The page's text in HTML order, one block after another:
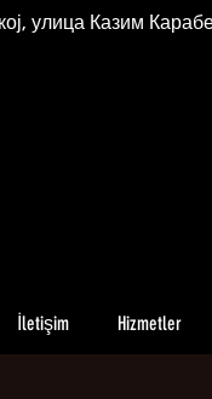
улица Казим
İletişim Hizmetler